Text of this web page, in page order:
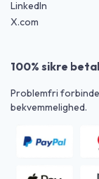
LinkedIn
X.com
100% sikre
Problemfri
bekvemmelighed.